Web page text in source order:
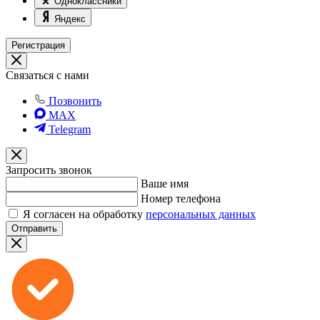
Яндекс
Регистрация
Связаться с нами
Позвонить
MAX
Telegram
Запросить звонок
Ваше имя
Номер телефона
Я согласен на обработку персональных данных
Отправить